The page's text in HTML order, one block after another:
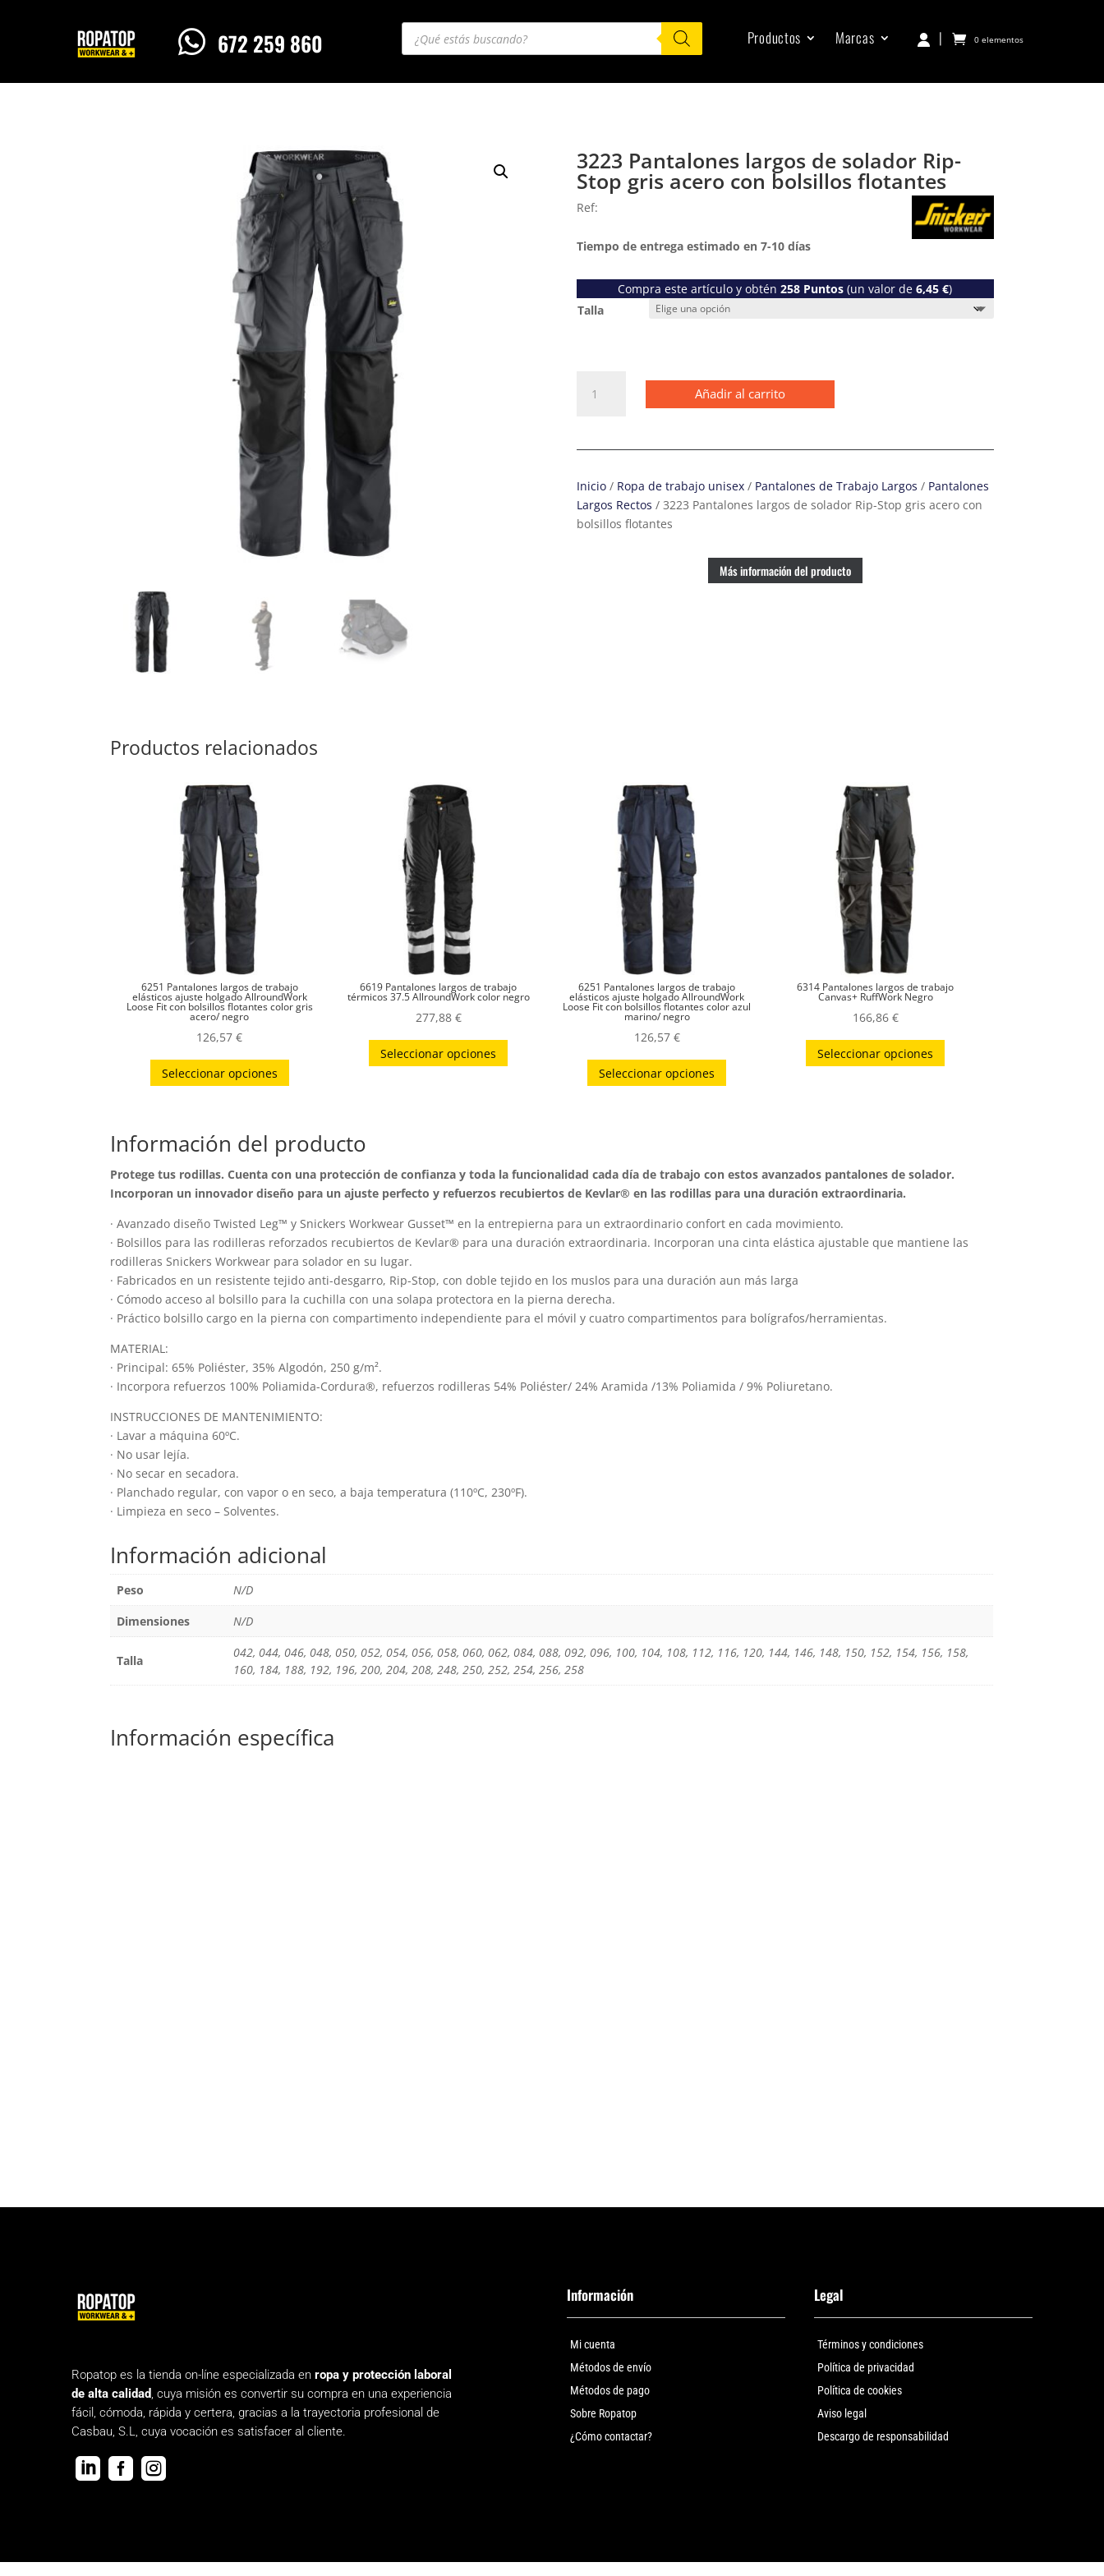
 672 259 860
Búsqueda
productos
Productos Marcas | 0 elementos
3223 Pantalones largos de solador Rip-
Stop gris acero con bolsillos flotantes
Ref:
Tiempo de entrega estimado en 7-10 días
Compra este artículo y obtén258 Puntos (un valor de6,45€)
Talla
Pantalones
Stop
gris
acero
Añadir al carrito
Inicio/ Ropa de trabajo unisex/ Pantalones de Trabajo Largos / Pantalones
Largos Rectos / 3223 Pantalones largos de solador Rip-Stop gris acero con
bolsillos flotantes
Más información del producto
Productos relacionados
6251 Pantalones largos de trabajo
elásticos ajuste holgado AllroundWork
Loose Fit con bolsillos flotantes color gris
acero/ negro
126,57€
Seleccionar opciones
Este
variantes.
opciones
pueden
elegir
la
página
6619 Pantalones largos de trabajo
térmicos 37.5 AllroundWork color negro
277,88 €
Seleccionar opciones
Este
opciones
se
elegir
en
la
página
de
6251 Pantalones largos de trabajo
elásticos ajuste holgado AllroundWork
Loose Fit con bolsillos flotantes color azul
marino/ negro
126,57 €
Seleccionar opciones
Este
opciones
pueden
elegir
página
6314 Pantalones largos de trabajo
Canvas+ RuffWork Negro
166,86 €
Seleccionar opciones
Este
en
Información del producto
Protege tus rodillas. Cuenta con una protección de confianza y toda la funcionalidad cada día de trabajo con estos avanzados pantalones de solador.
Incorporan un innovador diseño para un ajuste perfecto y refuerzos recubiertos de Kevlar® en las rodillas para una duración extraordinaria.
· Avanzado diseño Twisted Leg™ y Snickers Workwear Gusset™ en la entrepierna para un extraordinario confort en cada movimiento.
· Bolsillos para las rodilleras reforzados recubiertos de Kevlar® para una duración extraordinaria. Incorporan una cinta elástica ajustable que mantiene las
rodilleras Snickers Workwear para solador en su lugar.
· Fabricados en un resistente tejido anti-desgarro, Rip-Stop, con doble tejido en los muslos para una duración aun más larga
· Cómodo acceso al bolsillo para la cuchilla con una solapa protectora en la pierna derecha.
· Práctico bolsillo cargo en la pierna con compartimento independiente para el móvil y cuatro compartimentos para bolígrafos/herramientas.
MATERIAL:
· Principal: 65% Poliéster, 35% Algodón, 250 g/m².
· Incorpora refuerzos 100% Poliamida-Cordura®, refuerzos rodilleras 54% Poliéster/ 24% Aramida /13% Poliamida / 9% Poliuretano.
INSTRUCCIONES DE MANTENIMIENTO:
· Lavar a máquina 60ºC.
· No usar lejía.
· No secar en secadora.
· Planchado regular, con vapor o en seco, a baja temperatura (110ºC, 230ºF).
· Limpieza en seco – Solventes.
Información adicional
Peso
N/D
Dimensiones
N/D
Talla
042, 044, 046, 048, 050, 052, 054, 056, 058, 060, 062, 084, 088, 092, 096, 100, 104, 108, 112, 116, 120, 144, 146, 148, 150, 152, 154, 156, 158,
160, 184, 188, 192, 196, 200, 204, 208, 248, 250, 252, 254, 256, 258
Información específica
Ropatop es la tienda on-líne especializada en ropa y protección laboral
de alta calidad, cuya misión es convertir su compra en una experiencia
fácil, cómoda, rápida y certera, gracias a la trayectoria profesional de
Casbau, S.L, cuya vocación es satisfacer al cliente.
  
Información
Mi cuenta
Métodos de envío
Métodos de pago
Sobre Ropatop
¿Cómo contactar?
Legal
Términos y condiciones
Política de privacidad
Política de cookies
Aviso legal
Descargo de responsabilidad